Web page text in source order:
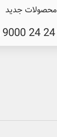
محصولات جدید
9000 24 24